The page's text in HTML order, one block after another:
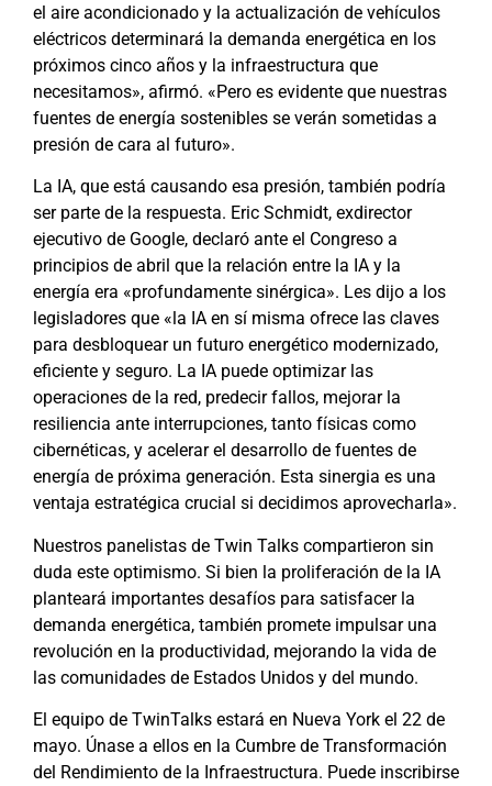
el aire acondicionado y la actualización de vehículos
eléctricos determinará la demanda energética en los
próximos cinco años y la infraestructura que
necesitamos», afirmó. «Pero es evidente que nuestras
fuentes de energía sostenibles se verán sometidas a
presión de cara al futuro».
La IA, que está causando esa presión, también podría
ser parte de la respuesta. Eric Schmidt, exdirector
ejecutivo de Google, declaró ante el Congreso a
principios de abril que la relación entre la IA y la
energía era «profundamente sinérgica». Les dijo a los
legisladores que «la IA en sí misma ofrece las claves
para desbloquear un futuro energético modernizado,
eficiente y seguro. La IA puede optimizar las
operaciones de la red, predecir fallos, mejorar la
resiliencia ante interrupciones, tanto físicas como
cibernéticas, y acelerar el desarrollo de fuentes de
energía de próxima generación. Esta sinergia es una
ventaja estratégica crucial si decidimos aprovecharla».
Nuestros panelistas de Twin Talks compartieron sin
duda este optimismo. Si bien la proliferación de la IA
planteará importantes desafíos para satisfacer la
demanda energética, también promete impulsar una
revolución en la productividad, mejorando la vida de
las comunidades de Estados Unidos y del mundo.
El equipo de TwinTalks estará en Nueva York el 22 de
mayo. Únase a ellos en la Cumbre de Transformación
del Rendimiento de la Infraestructura. Puede inscribirse